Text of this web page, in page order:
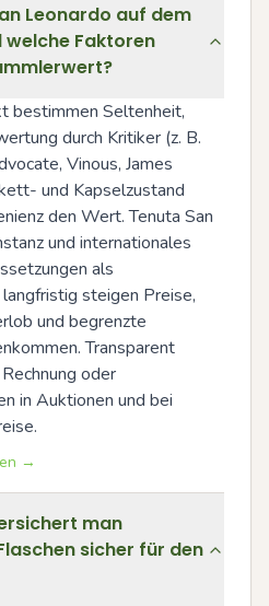
Leonardo auf dem
Faktoren
bestimmen Seltenheit,
durch Kritiker (z. B.
Vinous, James
und Kapselzustand
den Wert. Tenuta San
und internationales
als
steigen Preise,
und begrenzte
Transparent
oder
in Auktionen und bei
→
man
sicher für den